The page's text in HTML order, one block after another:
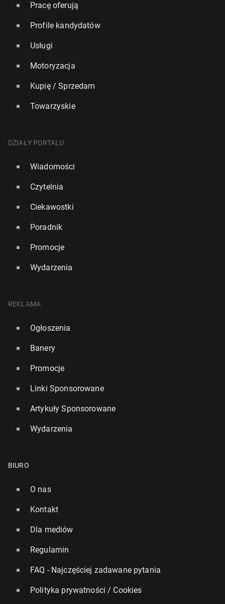
Pracę oferują
Profile kandydatów
Usługi
Motoryzacja
Kupię / Sprzedam
Towarzyskie
DZIAŁY PORTALU
Wiadomości
Czytelnia
Ciekawostki
Poradnik
Promocje
Wydarzenia
REKLAMA
Ogłoszenia
Banery
Promocje
Linki Sponsorowane
Artykuły Sponsorowane
Wydarzenia
BIURO
O nas
Kontakt
Dla mediów
Regulamin
FAQ - Najczęściej zadawane pytania
Polityka prywatności / Cookies